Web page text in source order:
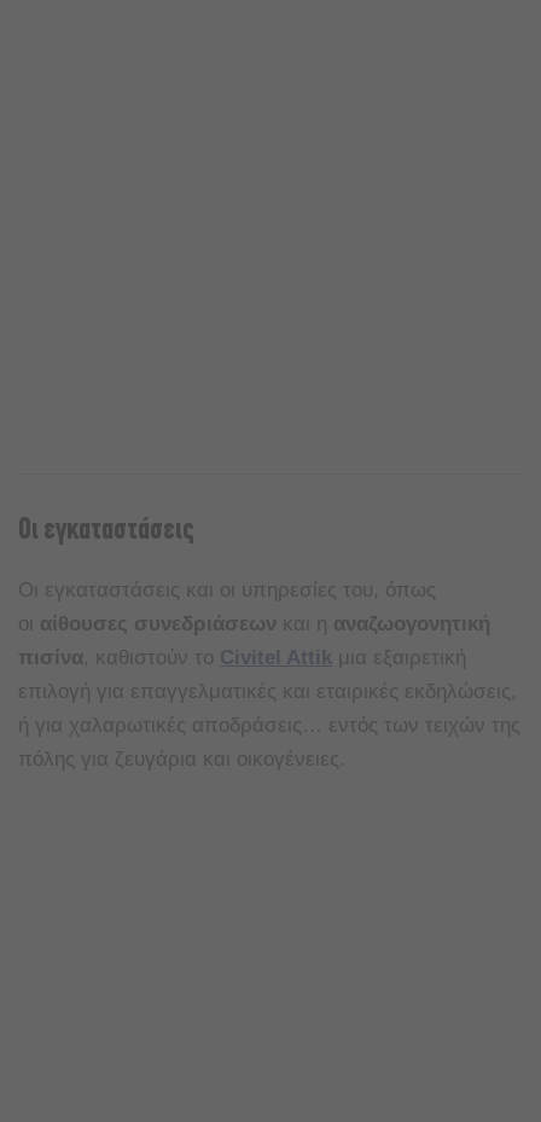
Οι εγκαταστάσεις
Οι εγκαταστάσεις και οι υπηρεσίες του, όπως
οι αίθουσες συνεδριάσεων και η αναζωογονητική
πισίνα, καθιστούν το Civitel Attik μια εξαιρετική
επιλογή για επαγγελματικές και εταιρικές εκδηλώσεις,
ή για χαλαρωτικές αποδράσεις… εντός των τειχών της
πόλης για ζευγάρια και οικογένειες.